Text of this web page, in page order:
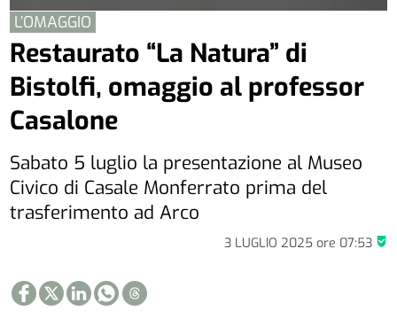
3 LUGLIO 2025 ore 07:53
L’OMAGGIO
Restaurato “La Natura” di
Bistolfi, omaggio al professor
Casalone
Sabato 5 luglio la presentazione al Museo
Civico di Casale Monferrato prima del
trasferimento ad Arco